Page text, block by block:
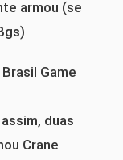
armou (se
Game
duas
Crane